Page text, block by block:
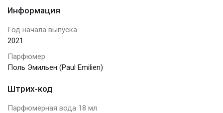
Информация
Год начала выпуска
2021
Парфюмер
Поль Эмильен (Paul Emilien)
Штрих-код
Парфюмерная вода 18 мл